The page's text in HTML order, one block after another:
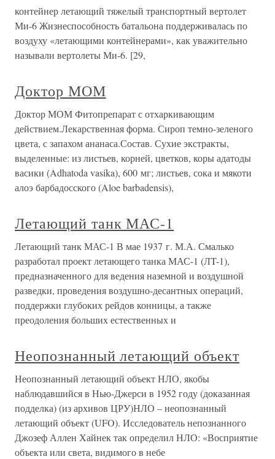
контейнер летающий тяжелый транспортный вертолет
Ми-6 Жизнеспособность батальона поддерживалась по
воздуху «летающими контейнерами», как уважительно
называли вертолеты Ми-6. [29,
Доктор МОМ
Доктор МОМ Фитопрепарат с отхаркивающим
действием.Лекарственная форма. Сироп темно-зеленого
цвета, с запахом ананаса.Состав. Сухие экстракты,
выделенные: из листьев, корней, цветков, коры адатоды
васики (Adhatoda vasika), 600 мг; листьев, сока и мякоти
алоэ барбадосского (Aloe barbadensis),
Летающий танк МАС-1
Летающий танк МАС-1 В мае 1937 г. М.А. Смалько
разработал проект летающего танка МАС-1 (ЛT-1),
предназначенного для ведения наземной и воздушной
разведки, проведения воздушно-десантных операций,
поддержки глубоких рейдов конницы, а также
преодоления больших естественных и
Неопознанный летающий объект
Неопознанный летающий объект НЛО, якобы
наблюдавшийся в Нью-Джерси в 1952 году (доказанная
подделка) (из архивов ЦРУ)НЛО – неопознанный
летающий объект (UFO). Исследователь непознанного
Джозеф Аллен Хайнек так определил НЛО: «Восприятие
объекта или света, видимого в небе